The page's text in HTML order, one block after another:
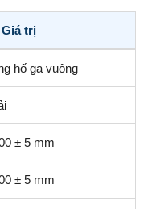
Giá trị
hố ga vuông
± 5 mm
± 5 mm